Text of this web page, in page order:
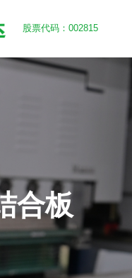
股票代码：002815
合板